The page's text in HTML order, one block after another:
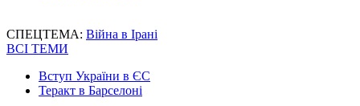
СПЕЦТЕМА: Війна в Ірані
ВСІ ТЕМИ
Вступ України в ЄС
Теракт в Барселоні